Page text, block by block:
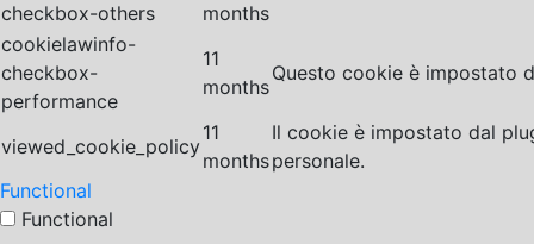
checkbox-others
months
cookielawinfo-
checkbox-
performance
11
months
Questo cookie è impostato
viewed_cookie_policy
11
months
Il cookie è impostato dal
personale.
Functional
Functional